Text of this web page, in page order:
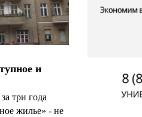
и
три года
жилье» - не